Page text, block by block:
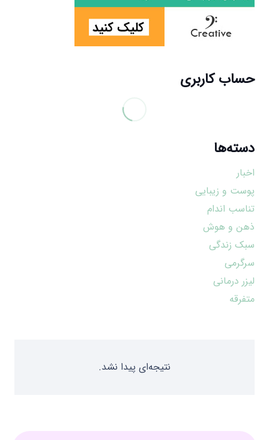
حساب کاربری
دسته‌ها
اخبار
پوست و زیبایی
تناسب اندام
ذهن و هوش
سبک زندگی
سرگرمی
لیزر درمانی
متفرقه
نتیجه‌ای پیدا نشد.